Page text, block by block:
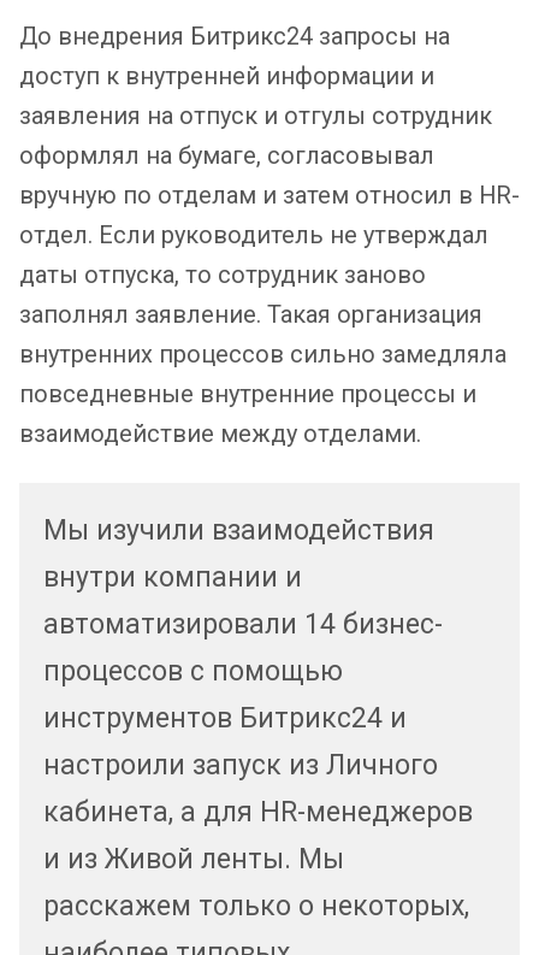
До внедрения Битрикс24 запросы на
доступ к внутренней информации и
заявления на отпуск и отгулы сотрудник
оформлял на бумаге, согласовывал
вручную по отделам и затем относил в HR-
отдел. Если руководитель не утверждал
даты отпуска, то сотрудник заново
заполнял заявление. Такая организация
внутренних процессов сильно замедляла
повседневные внутренние процессы и
взаимодействие между отделами.
Мы изучили взаимодействия
внутри компании и
автоматизировали 14 бизнес-
процессов с помощью
инструментов Битрикс24 и
настроили запуск из Личного
кабинета, а для HR-менеджеров
и из Живой ленты. Мы
расскажем только о некоторых,